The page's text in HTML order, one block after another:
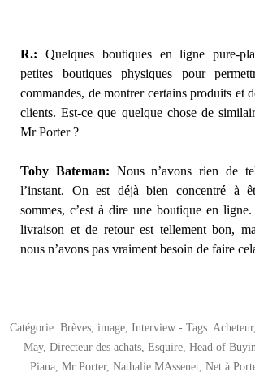
R.: Quelques boutiques en ligne pure-
petites boutiques physiques pour
commandes, de montrer certains produits et
clients. Est-ce que quelque chose de
Mr Porter ?
Toby Bateman: Nous n’avons rien de
l’instant. On est déjà bien concentré à
sommes, c’est à dire une boutique en
livraison et de retour est tellement bon,
nous n’avons pas vraiment besoin de faire
Catégorie: Brèves image Interview - Tags: Acheteur,
May, Directeur des achats, Esquire, Head of
Piana Mr Porter, Nathalie MAssenet Net à